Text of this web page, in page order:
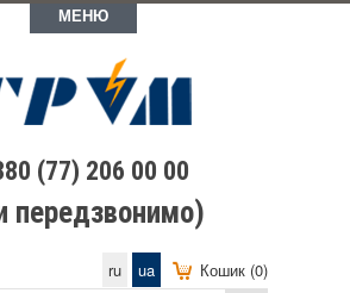
МЕНЮ
(77) 206 00 00
передзвонимо)
Кошик (0)
ru ua